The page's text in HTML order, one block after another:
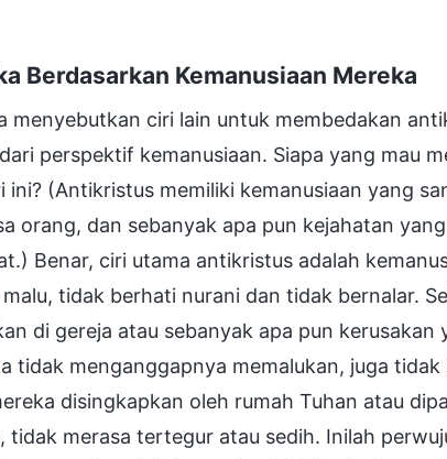
Berdasarkan Kemanusiaan Mereka
menyebutkan ciri lain untuk membedakan
perspektif kemanusiaan. Siapa yang mau
(Antikristus memiliki kemanusiaan yang
orang, dan sebanyak apa pun kejahatan
Benar, ciri utama antikristus adalah
tidak berhati nurani dan tidak bernalar.
di gereja atau sebanyak apa pun
tidak menganggapnya memalukan, juga
disingkapkan oleh rumah Tuhan atau
merasa tertegur atau sedih. Inilah